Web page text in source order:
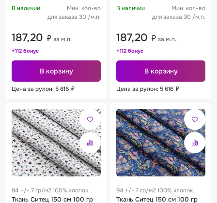
В наличии
Мин. кол-во
для заказа 30 /м.п.
187,20 ₽ за м.п.
+112 бонус
В корзину
Цена за рулон: 5 616 ₽
В наличии
Мин. кол-во
для заказа 30 /м.п.
187,20 ₽ за м.п.
+112 бонус
В корзину
Цена за рулон: 5 616 ₽
94 +/- 7 гр/м2 100% хлопок
0.28 м
Ткань Ситец 150 см 100 гр
94 +/- 7 гр/м2 100% хлопок
0.28 м
Ткань Ситец 150 см 100 гр